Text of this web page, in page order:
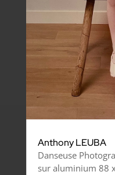
Anthony LEUBA
Danseuse
sur aluminium 88